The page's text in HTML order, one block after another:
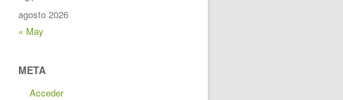
agosto 2026
« May
META
Acceder